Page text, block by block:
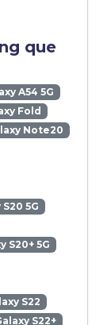
que
A54 5G
Fold
Note20
5G
S20+ 5G
S22
S22+